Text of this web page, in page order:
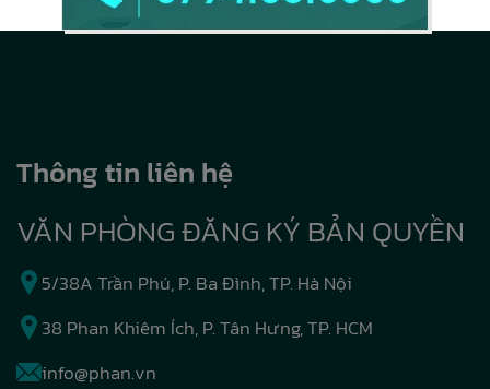
Thông tin liên hệ
VĂN PHÒNG ĐĂNG KÝ BẢN QUYỀN
5/38A Trần Phú, P. Ba Đình, TP. Hà Nội
38 Phan Khiêm Ích, P. Tân Hưng, TP. HCM
info@phan.vn